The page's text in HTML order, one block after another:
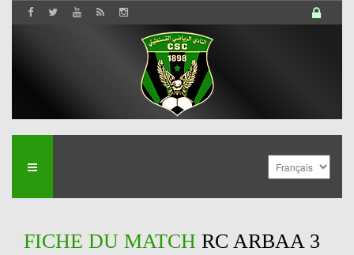
FICHE DU MATCH RC ARBAA 3